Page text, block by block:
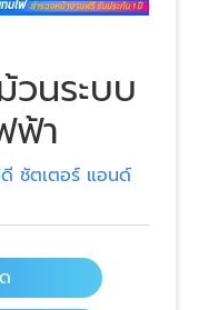
นระบบ
ฟ้า
ชัตเตอร์ แอนด์